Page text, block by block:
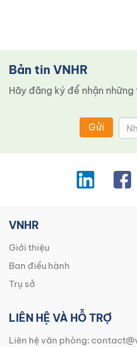
Bản tin VNHR
Hãy đăng ký để nhận
Gửi
VNHR
Giới thiệu
Ban điều hành
Trụ sở
LIÊN HỆ VÀ HỖ TRỢ
Liên hệ văn phòng: